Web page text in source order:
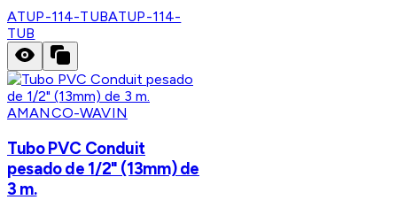
ATUP-114-TUBATUP-114-
TUB
AMANCO-WAVIN
Tubo PVC Conduit
pesado de 1/2" (13mm) de
3 m.